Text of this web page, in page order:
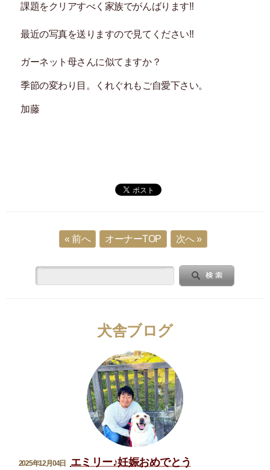
課題をクリアすべく家族でがんばります‼
最近の写真を送りますので見てください‼
ガーネット母さんに似てますか？
季節の変わり目。くれぐれもご自愛下さい。
加藤
« 前へ オーナーTOP 次へ »
犬舎ブログ
2025年12月04日 エミリー♪妊娠おめでとう